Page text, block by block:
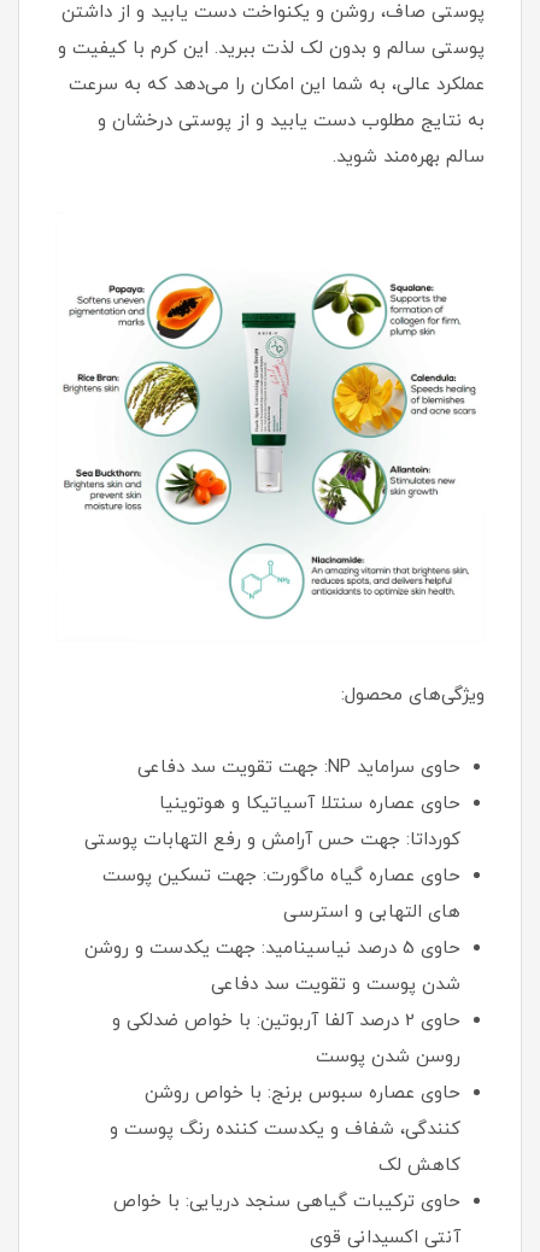
پوستی صاف، روشن و یکنواخت دست یابید و از داشتن
پوستی سالم و بدون لک لذت ببرید. این کرم با کیفیت و
عملکرد عالی، به شما این امکان را می‌دهد که به سرعت
به نتایج مطلوب دست یابید و از پوستی درخشان و
سالم بهره‌مند شوید.
ویژگی‌های محصول:
حاوی سراماید NP: جهت تقویت سد دفاعی
حاوی عصاره سنتلا آسیاتیکا و هوتوینیا
کورداتا: جهت حس آرامش و رفع التهابات پوستی
حاوی عصاره گیاه ماگورت: جهت تسکین پوست
های التهابی و استرسی
حاوی 5 درصد نیاسینامید: جهت یکدست و روشن
شدن پوست و تقویت سد دفاعی
حاوی 2 درصد آلفا آربوتین: با خواص ضدلکی و
روسن شدن پوست
حاوی عصاره سبوس برنج: با خواص روشن
کنندگی، شفاف و یکدست کننده رنگ پوست و
کاهش لک
حاوی ترکیبات گیاهی سنجد دریایی: با خواص
آنتی اکسیدانی قوی